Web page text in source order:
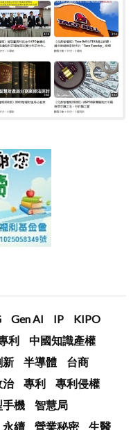
Gen AI IP
KIPO
利
中國知識產權
新 半導體
台商
治 專利
專利侵權
手機
智慧局
永續 營業秘密
生醫